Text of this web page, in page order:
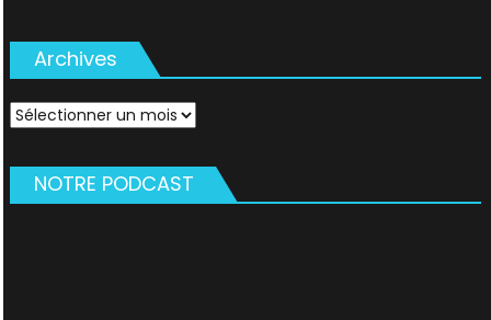
Archives
Archives
NOTRE PODCAST